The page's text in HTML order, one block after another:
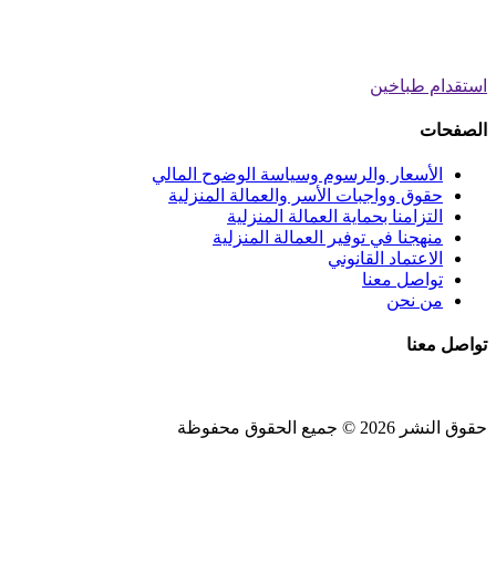
استقدام طباخين
الصفحات
الأسعار والرسوم وسياسة الوضوح المالي
حقوق وواجبات الأسر والعمالة المنزلية
التزامنا بحماية العمالة المنزلية
منهجنا في توفير العمالة المنزلية
الاعتماد القانوني
تواصل معنا
من نحن
تواصل معنا
حقوق النشر 2026 © جميع الحقوق محفوظة